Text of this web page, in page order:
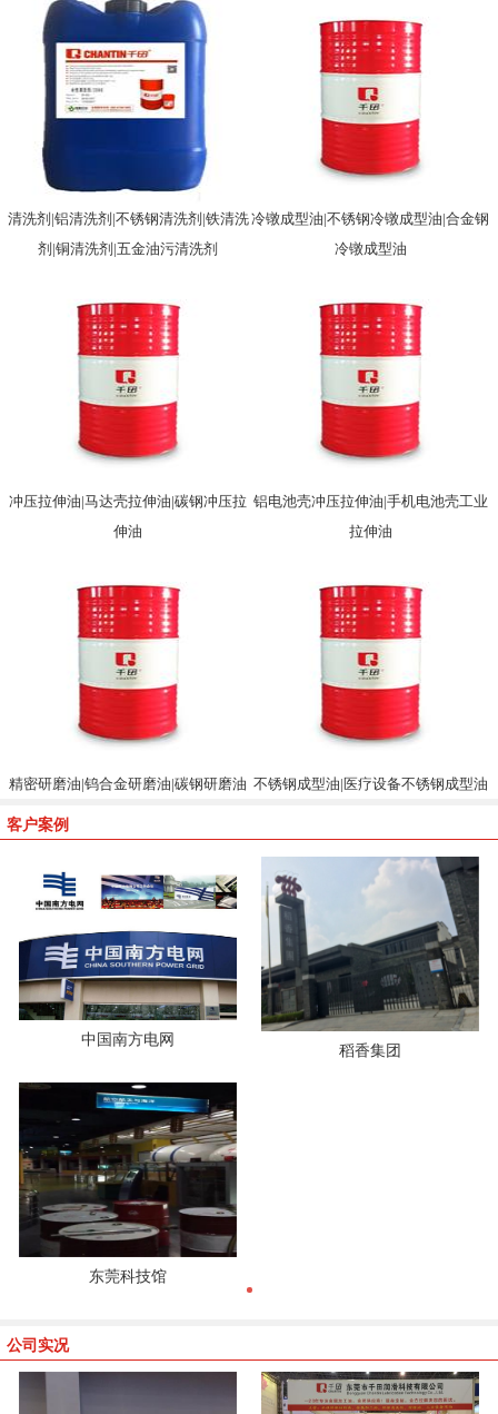
清洗剂|铝清洗剂|不锈钢清洗剂|铁清洗
剂|铜清洗剂|五金油污清洗剂
冷镦成型油|不锈钢冷镦成型油|合金钢
冷镦成型油
冲压拉伸油|马达壳拉伸油|碳钢冲压拉
伸油
铝电池壳冲压拉伸油|手机电池壳工业
拉伸油
精密研磨油|钨合金研磨油|碳钢研磨油 不锈钢成型油|医疗设备不锈钢成型油
客户案例
中国南方电网
稻香集团
东莞科技馆
公司实况